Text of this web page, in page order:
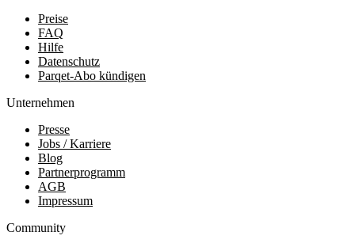
Preise
FAQ
Hilfe
Datenschutz
Parqet-Abo kündigen
Unternehmen
Presse
Jobs / Karriere
Blog
Partnerprogramm
AGB
Impressum
Community